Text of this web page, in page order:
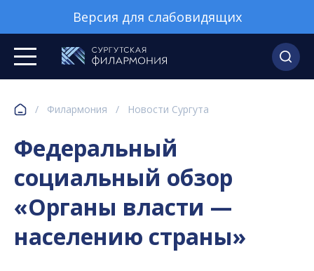
Версия для слабовидящих
/ Филармония / Новости Сургута
Федеральный
социальный обзор
«Органы власти —
населению страны»